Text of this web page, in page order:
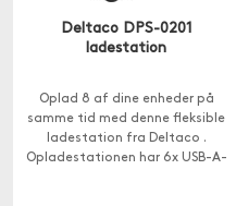
Deltaco DPS-0201
ladestation
Oplad 8 af dine enheder på
samme tid med denne fleksible
ladestation fra Deltaco .
Opladestationen har 6x USB-A-